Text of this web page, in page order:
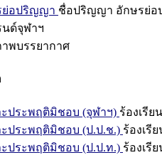
อปริญญา ชื่อปริญญา อักษรย่
นด์จุฬาฯ
พบรรยากาศ
ะประพฤติมิชอบ (จุฬาฯ) ร้องเรี
ะประพฤติมิชอบ (ป.ป.ช.) ร้องเรี
ะประพฤติมิชอบ (ป.ป.ท.) ร้องเรี